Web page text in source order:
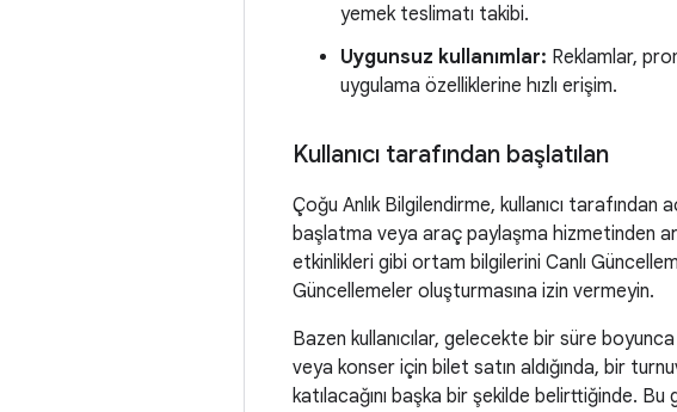
yemek teslimatı takibi.
Uygunsuz kullanımlar: Reklamlar,
uygulama özelliklerine hızlı erişim.
Kullanıcı tarafından başlatılan
Çoğu Anlık Bilgilendirme, kullanıcı
başlatma veya araç paylaşma hizmetinden
etkinlikleri gibi ortam bilgilerini Canlı
Güncellemeler oluşturmasına izin vermeyin.
Bazen kullanıcılar, gelecekte bir süre
veya konser için bilet satın aldığında, bir
katılacağını başka bir şekilde belirttiğinde.